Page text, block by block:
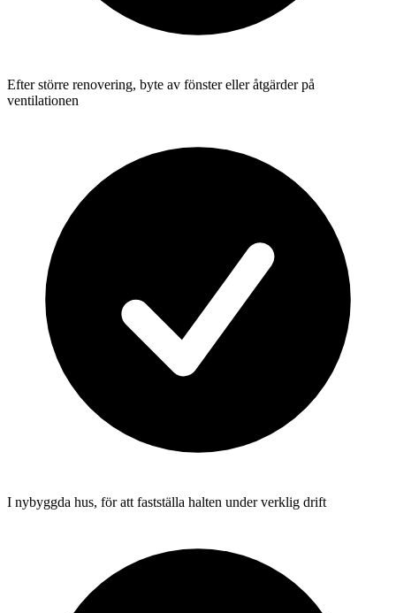
Efter större renovering, byte av fönster eller åtgärder på
ventilationen
I nybyggda hus, för att fastställa halten under verklig drift